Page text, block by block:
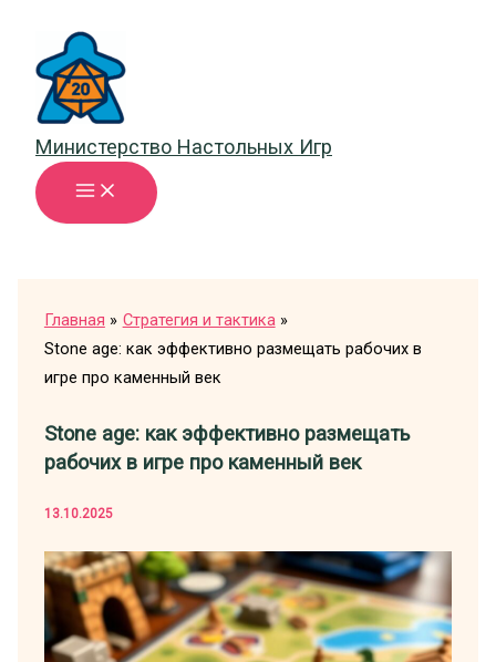
содержимому
Министерство Настольных Игр
Главная
Стратегия и тактика
Stone age: как эффективно размещать рабочих в
игре про каменный век
Stone age: как эффективно размещать
рабочих в игре про каменный век
13.10.2025